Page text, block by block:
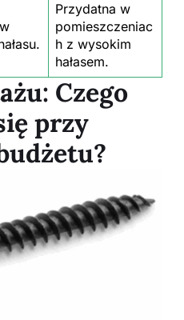
Przydatna w
pomieszczeniac
h z wysokim
hałasem.
Czego
przy